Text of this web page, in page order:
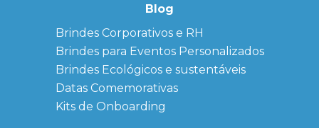
personalizados
Brindes
Corporativos
Copos Térmicos
Personalizados
Datas Especiais
Ecobag
Personalizada
Blog
Brindes Corporativos e RH
Brindes para Eventos Personalizados
Brindes Ecológicos e sustentáveis
Datas Comemorativas
Kits de Onboarding